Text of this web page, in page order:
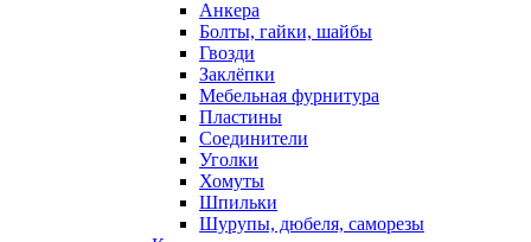
Анкера
Болты, гайки, шайбы
Гвозди
Заклёпки
Мебельная фурнитура
Пластины
Соединители
Уголки
Хомуты
Шпильки
Шурупы, дюбеля, саморезы